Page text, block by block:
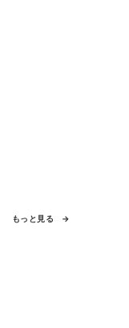
もっと見る